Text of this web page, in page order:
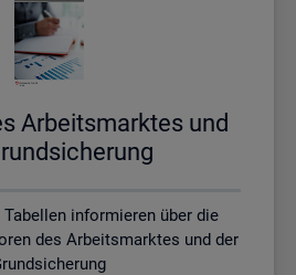
Ar­beits­mark­tes und
informieren über die
des Arbeitsmarktes und der